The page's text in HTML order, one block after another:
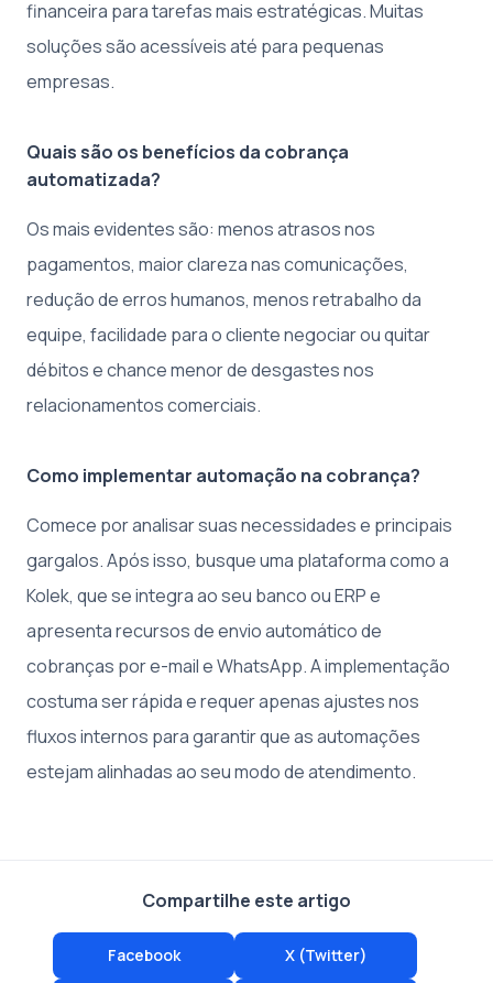
financeira para tarefas mais estratégicas. Muitas
soluções são acessíveis até para pequenas
empresas.
Quais são os benefícios da cobrança
automatizada?
Os mais evidentes são: menos atrasos nos
pagamentos, maior clareza nas comunicações,
redução de erros humanos, menos retrabalho da
equipe, facilidade para o cliente negociar ou quitar
débitos e chance menor de desgastes nos
relacionamentos comerciais.
Como implementar automação na cobrança?
Comece por analisar suas necessidades e principais
gargalos. Após isso, busque uma plataforma como a
Kolek, que se integra ao seu banco ou ERP e
apresenta recursos de envio automático de
cobranças por e-mail e WhatsApp. A implementação
costuma ser rápida e requer apenas ajustes nos
fluxos internos para garantir que as automações
estejam alinhadas ao seu modo de atendimento.
Compartilhe este artigo
Facebook X (Twitter)